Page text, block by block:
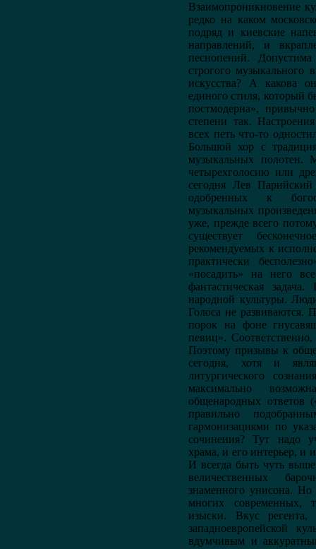
Взаимопроникновение
редко на каком
подряд и киевские
направлений, и
песнопений.
строгого музыкального
искусства? А какова
единого стиля, который
постмодерна»,
степени так.
всех петь что-то
Большой хор с
музыкальных полотен.
четырехголосию или
сегодня Лев
одобренных к
музыкальных
уже, прежде всего
существует
рекомендуемых к
практически
«посадить» на него
фантастическая
народной культуры.
Голоса не развиваются.
порок на фоне
певиц».
Поэтому призывы к
сегодня, хотя и
литургического
максимально
общенародных ответов
правильно
гармонизациями по
сочинения? Тут надо
храма, и его интерьер, и
И всегда быть чуть
величественных
знаменного унисона.
многих современных,
изыски. Вкус
западноевропейской
вдумчивым и